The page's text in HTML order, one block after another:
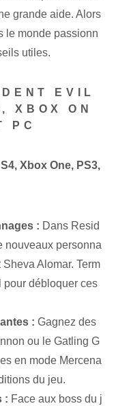
grande aide. Alors
le monde passionn
utiles.
EVIL
XBOX ON
PC
Xbox One, PS3,
: Dans Resid
nouveaux personna
Alomar. Term
pour débloquer ces
: Gagnez des
ou le Gatling G
en mode Mercena
du jeu.
: Face aux boss du j